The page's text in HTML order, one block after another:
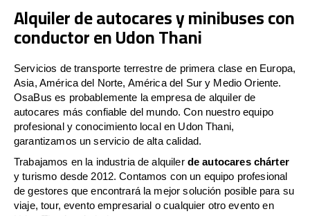
Alquiler de autocares y minibuses con
conductor en Udon Thani
Servicios de transporte terrestre de primera clase en Europa,
Asia, América del Norte, América del Sur y Medio Oriente.
OsaBus es probablemente la empresa de alquiler de
autocares más confiable del mundo. Con nuestro equipo
profesional y conocimiento local en Udon Thani,
garantizamos un servicio de alta calidad.
Trabajamos en la industria de alquiler de autocares chárter
y turismo desde 2012. Contamos con un equipo profesional
de gestores que encontrará la mejor solución posible para su
viaje, tour, evento empresarial o cualquier otro evento en